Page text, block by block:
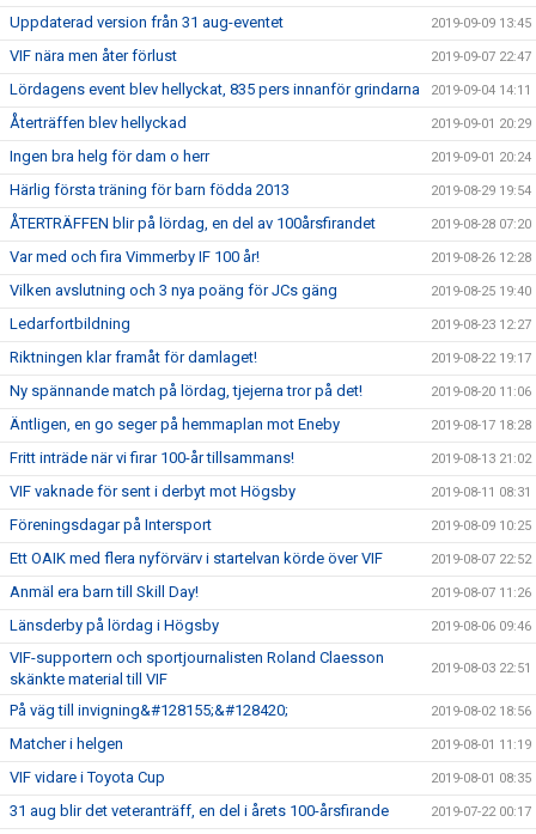
Uppdaterad version från 31 aug-eventet 2019-09-09 13:45
VIF nära men åter förlust 2019-09-07 22:47
Lördagens event blev hellyckat, 835 pers innanför grindarna 2019-09-04 14:11
Återträffen blev hellyckad 2019-09-01 20:29
Ingen bra helg för dam o herr 2019-09-01 20:24
Härlig första träning för barn födda 2013 2019-08-29 19:54
ÅTERTRÄFFEN blir på lördag, en del av 100årsfirandet 2019-08-28 07:20
Var med och fira Vimmerby IF 100 år! 2019-08-26 12:28
Vilken avslutning och 3 nya poäng för JCs gäng 2019-08-25 19:40
Ledarfortbildning 2019-08-23 12:27
Riktningen klar framåt för damlaget! 2019-08-22 19:17
Ny spännande match på lördag, tjejerna tror på det! 2019-08-20 11:06
Äntligen, en go seger på hemmaplan mot Eneby 2019-08-17 18:28
Fritt inträde när vi firar 100-år tillsammans! 2019-08-13 21:02
VIF vaknade för sent i derbyt mot Högsby 2019-08-11 08:31
Föreningsdagar på Intersport 2019-08-09 10:25
Ett OAIK med flera nyförvärv i startelvan körde över VIF 2019-08-07 22:52
Anmäl era barn till Skill Day! 2019-08-07 11:26
Länsderby på lördag i Högsby 2019-08-06 09:46
VIF-supportern och sportjournalisten Roland Claesson
skänkte material till VIF
2019-08-03 22:51
På väg till invigning&#128155;&#128420; 2019-08-02 18:56
Matcher i helgen 2019-08-01 11:19
VIF vidare i Toyota Cup 2019-08-01 08:35
31 aug blir det veteranträff, en del i årets 100-årsfirande 2019-07-22 00:17